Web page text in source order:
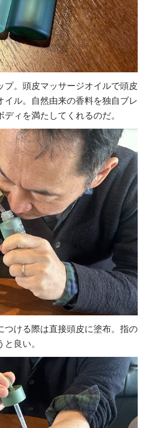
プ。頭皮マッサージオイルで頭皮
ル。自然由来の香料を独自ブレ
ィを満たしてくれるのだ。
つける際は直接頭皮に塗布。指の
良い。